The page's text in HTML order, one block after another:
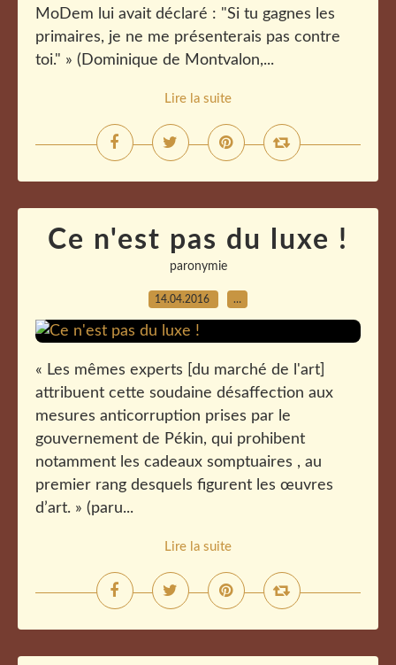
MoDem lui avait déclaré : "Si tu gagnes les
primaires, je ne me présenterais pas contre
toi." » (Dominique de Montvalon,...
Lire la suite
Ce n'est pas du luxe !
paronymie
14.04.2016 …
« Les mêmes experts [du marché de l'art]
attribuent cette soudaine désaffection aux
mesures anticorruption prises par le
gouvernement de Pékin, qui prohibent
notamment les cadeaux somptuaires , au
premier rang desquels figurent les œuvres
d’art. » (paru...
Lire la suite